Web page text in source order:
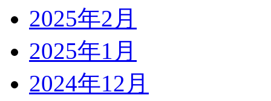
2025年2月
2025年1月
2024年12月